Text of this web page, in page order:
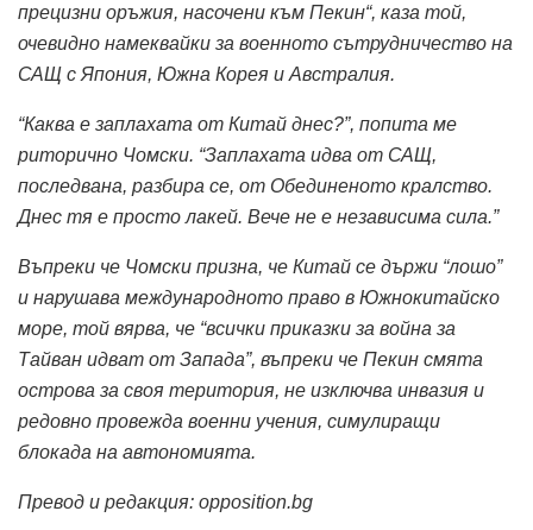
прецизни оръжия, насочени към Пекин“, каза той,
очевидно намеквайки за военното сътрудничество на
САЩ с Япония, Южна Корея и Австралия.
“Каква е заплахата от Китай днес?”, попита ме
риторично Чомски. “Заплахата идва от САЩ,
последвана, разбира се, от Обединеното кралство.
Днес тя е просто лакей. Вече не е независима сила.”
Въпреки че Чомски призна, че Китай се държи “лошо”
и нарушава международното право в Южнокитайско
море, той вярва, че “всички приказки за война за
Тайван идват от Запада”, въпреки че Пекин смята
острова за своя територия, не изключва инвазия и
редовно провежда военни учения, симулиращи
блокада на автономията.
Превод и редакция: opposition.bg